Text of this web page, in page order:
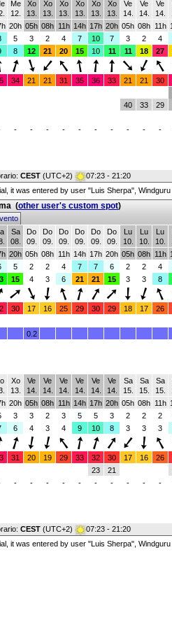
Me
12.
Xo
13.
Xo
13.
Xo
13.
Xo
13.
Xo
13.
Xo
13.
Ve
14.
Ve
14.
Ve
14.
20h 05h 08h 11h 14h 17h 20h 05h 08h 11h
5 3 2 4 7 10 7 3 2 4
8 12 21 20 15 10 11 11 18 27
34 21 21 31 35 36 33 21 21 30
40 33 29
- - - - - - - - - -
CEST (UTC+2) 07:23 - 21:20
it was entered by user "Luis Sherpa",
(other user's custom spot)
Sa
08.
Do
09.
Do
09.
Do
09.
Do
09.
Do
09.
Do
09.
Lu
10.
Lu
10.
Lu
10.
20h 05h 08h 11h 14h 17h 20h 05h 08h 11h
5 2 2 4 7 7 6 2 2 4
15 4 3 6 21 21 15 3 3 8
30 17 16 25 29 30 29 18 17 26
0.2
Xo
13.
Ve
14.
Ve
14.
Ve
14.
Ve
14.
Ve
14.
Ve
14.
Sa
15.
Sa
15.
Sa
15.
20h 05h 08h 11h 14h 17h 20h 05h 08h 11h
3 3 2 3 5 5 3 2 2 2
6 4 3 4 9 10 8 3 3 3
31 20 19 29 33 32 30 17 16 26
23 21
- - - - - - - - - -
CEST (UTC+2) 07:23 - 21:20
it was entered by user "Luis Sherpa",